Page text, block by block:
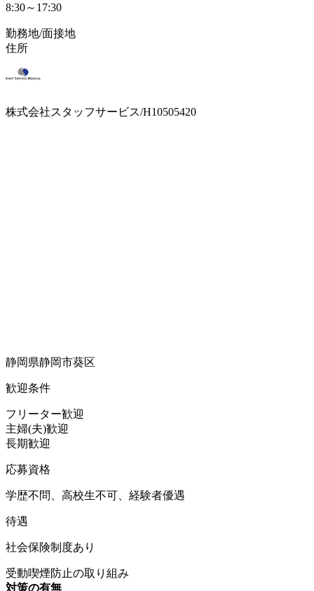
8:30～17:30
勤務地/面接地
住所
株式会社スタッフサービス/H10505420
静岡県静岡市葵区
歓迎条件
フリーター歓迎
主婦(夫)歓迎
長期歓迎
応募資格
学歴不問、高校生不可、経験者優遇
待遇
社会保険制度あり
受動喫煙防止の取り組み
対策の有無